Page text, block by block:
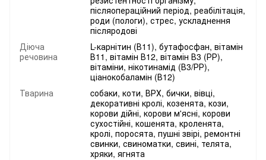
післяопераційний період, реабілітація,
роди (пологи), стрес, ускладнення
післяродові
Діюча
речовина
L-карнітин (В11), бутафосфан, вітамін
В11, вітамін В12, вітамін В3 (РР),
вітаміни, нікотинамід (В3/РР),
ціанокобаламін (В12)
Тварина
cобаки, коти, ВРХ, бички, вівці,
декоративні кролі, козенята, кози,
корови дійні, корови м'ясні, корови
сухостійні, кошенята, кроленята,
кролі, поросята, пушні звірі, ремонтні
свинки, свиноматки, свині, телята,
хряки, ягнята